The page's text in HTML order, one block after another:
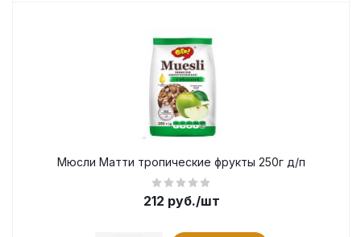
Мюсли Матти тропические фрукты 250г д/п
212 руб./шт